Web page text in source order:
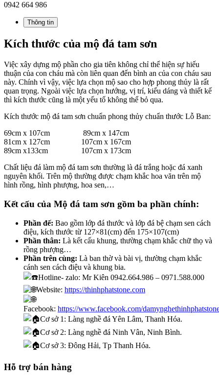
0942 664 986
Thông tin
Kích thước của mộ đá tam sơn
Việc xây dựng mộ phần cho gia tiên không chỉ thể hiện sự hiếu
thuận của con cháu mà còn liên quan đến bình an của con cháu sau
này. Chính vì vậy, việc lựa chọn mộ sao cho hợp phong thủy là rất
quan trọng. Ngoài việc lựa chọn hướng, vị trí, kiểu dáng và thiết kế
thì kích thước cũng là một yếu tố không thể bỏ qua.
Kích thước mộ đá tam sơn chuẩn phong thủy chuẩn thước Lỗ Ban:
69cm x 107cm 89cm x 147cm
81cm x 127cm 107cm x 167cm
89cm x133cm 107cm x 173cm
Chất liệu đá làm mộ đá tam sơn thường là đá trắng hoặc đá xanh
nguyên khối. Trên mộ thường được chạm khắc hoa văn trên mộ
hình rồng, hình phượng, hoa sen,…
Kết cấu của Mộ đá tam sơn gồm ba phần chính:
Phần đế: Bao gồm lớp đá thước và lớp đá bệ chạm sen cách
điệu, kích thước từ 127×81(cm) đến 175×107(cm)
Phần thân: Là kết cấu khung, thường chạm khắc chữ thọ và
rồng phượng…
Phần trên cùng: Là ban thờ và bài vị, thường chạm khắc
cánh sen cách điệu và khung bia.
Hotline- zalo: Mr Kiên 0942.664.986 – 0971.588.000
Website: https://thinhphatstone.com
Facebook: https://www.facebook.com/
Cơ sở 1: Làng nghề đá Yên Lâm, Thanh Hóa.
Cơ sở 2: Làng nghề đá Ninh Vân, Ninh Bình.
Cơ sở 3: Đông Hải, Tp Thanh Hóa.
Hỗ trợ bán hàng